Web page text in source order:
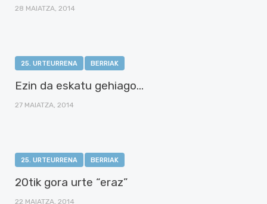
28 MAIATZA, 2014
25. URTEURRENA BERRIAK
Ezin da eskatu gehiago…
27 MAIATZA, 2014
25. URTEURRENA BERRIAK
20tik gora urte “eraz”
22 MAIATZA, 2014